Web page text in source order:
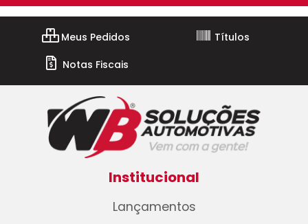
Meus Pedidos
Títulos
Notas Fiscais
Institucional
Lançamentos